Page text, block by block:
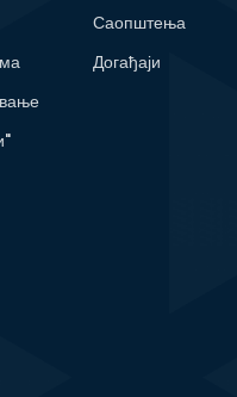
Саопштења
Догађаји